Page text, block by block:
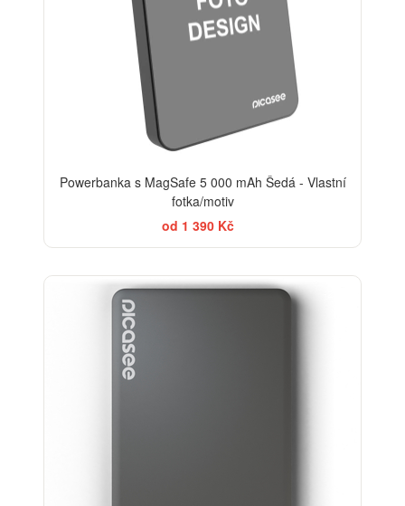
Powerbanka s MagSafe 5 000 mAh Šedá - Vlastní
fotka/motiv
od 1 390 Kč